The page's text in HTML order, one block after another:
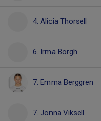
4. Alicia Thorsell
6. Irma Borgh
7. Emma Berggren
7. Jonna Viksell